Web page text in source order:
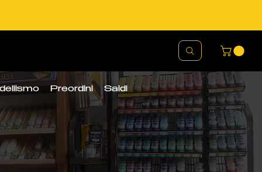
Preordini Saldi